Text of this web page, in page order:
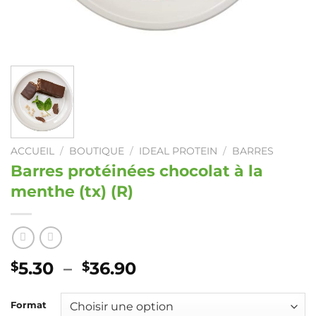
ACCUEIL / BOUTIQUE / IDEAL PROTEIN / BARRES
Barres protéinées chocolat à la
menthe (tx) (R)
$5.30 – $36.90Plage
prix :
Format